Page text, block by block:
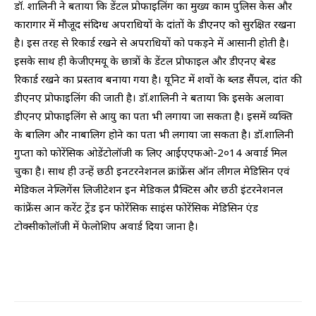
डॉ. शालिनी ने बताया कि डेंटल प्रोफाइलिंग का मुख्य काम पुलिस केस और
कारागार में मौजूद संदिग्ध अपराधियों के दांतों के डीएनए को सुरक्षित रखना
है। इस तरह से रिकार्ड रखने से अपराधियों को पकड़ने में आसानी होती है।
इसके साथ ही केजीएमयू के छात्रों के डेंटल प्रोफाइल और डीएनए बेस्ड
रिकार्ड रखने का प्रस्ताव बनाया गया है। यूनिट में शवों के ब्लड सैंपल, दांत की
डीएनए प्रोफाइलिंग की जाती है। डॉ.शालिनी ने बताया कि इसके अलावा
डीएनए प्रोफाइलिंग से आयु का पता भी लगाया जा सकता है। इसमें व्यक्ति
के बालिग और नाबालिग होने का पता भी लगाया जा सकता है। डॉ.शालिनी
गुप्ता को फोरेंसिक ओडेंटोलॉजी क लिए आईएएफओ-2०14 अवार्ड मिल
चुका है। साथ ही उन्हें छठी इनटरनेशनल क्रांफ्रेंस ऑन लीगल मेडिसिन एवं
मेडिकल नेग्लिगेंस लिजीटेशन इन मेडिकल प्रैक्टिस और छठी इंटरनेशनल
कांफ्रेंस आन करेंट ट्रेंड इन फोरेंसिक साइंस फोरेंसिक मेडिसिन एंड
टोक्सीकोलॉजी में फेलोशिप अवार्ड दिया जाना है।